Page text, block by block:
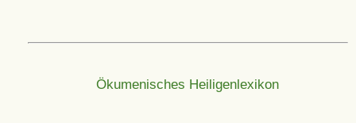
Ökumenisches Heiligenlexikon